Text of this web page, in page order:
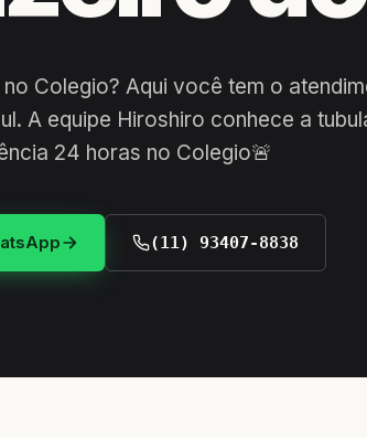
Colegio? Aqui você tem o
A equipe Hiroshiro conhece a
24 horas no Colegio🚨
(11) 93407-8838